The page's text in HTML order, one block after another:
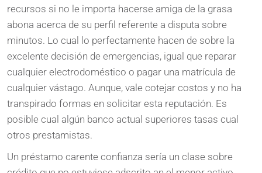
recursos si no le importa hacerse amiga de la grasa
abona acerca de su perfil referente a disputa sobre
minutos. Lo cual lo perfectamente hacen de sobre la
excelente decisión de emergencias, igual que reparar
cualquier electrodoméstico o pagar una matrícula de
cualquier vástago. Aunque, vale cotejar costos y no ha
transpirado formas en solicitar esta reputación. Es
posible cual algún banco actual superiores tasas cual
otros prestamistas.
Un préstamo carente confianza serí­a un clase sobre